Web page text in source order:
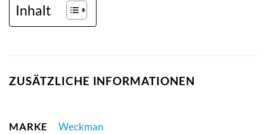
Inhalt
ZUSÄTZLICHE INFORMATIONEN
MARKE Weckman